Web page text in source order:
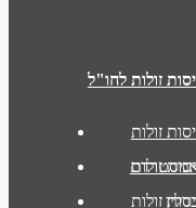
זולות לחו"ל
זולות
זולות
זולות